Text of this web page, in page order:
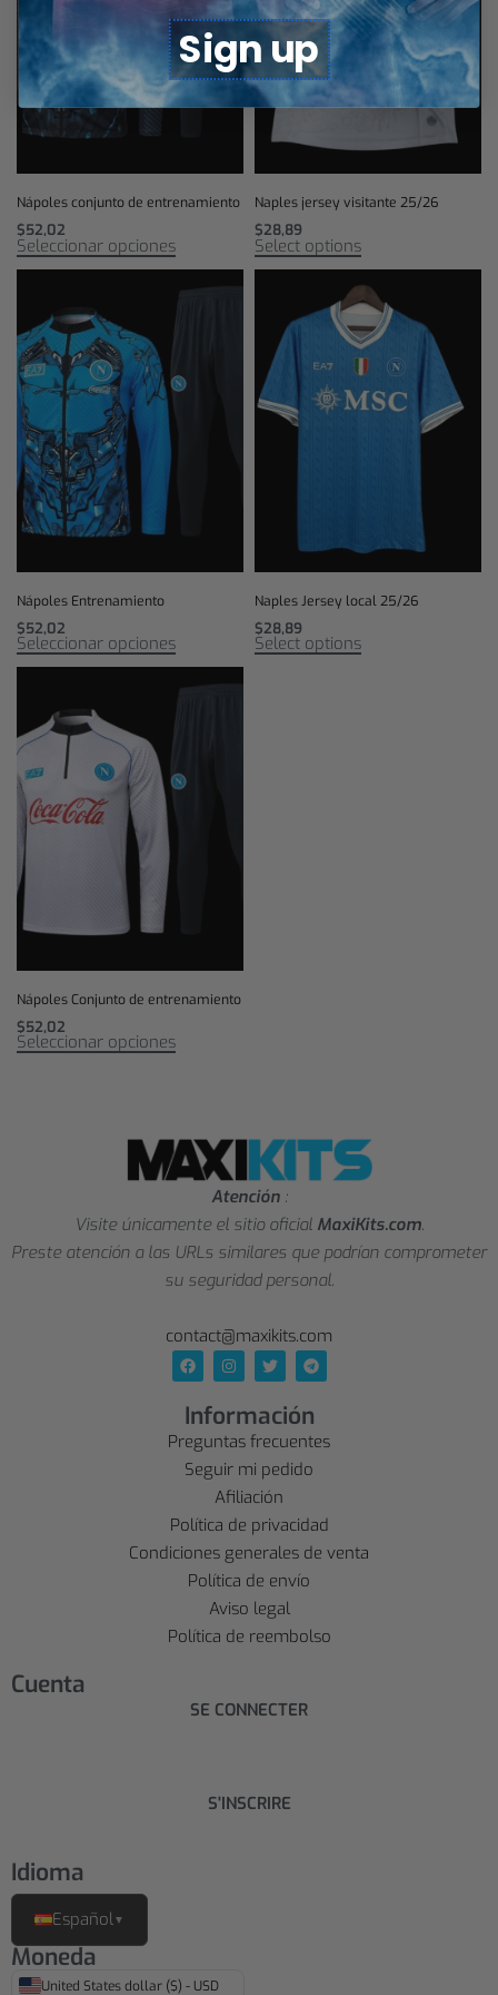
Nápoles conjunto de entrenamiento
$52,02
Seleccionar opciones
Naples jersey visitante 25/26
$28,89
Select options
Nápoles Entrenamiento
$52,02
Seleccionar opciones
Naples Jersey local 25/26
$28,89
Select options
Nápoles Conjunto de entrenamiento
$52,02
Seleccionar opciones
Atención :
Visite únicamente el sitio oficial MaxiKits.com.
Preste atención a las URLs similares que podrían comprometer
su seguridad personal.
contact@maxikits.com
Información
Preguntas frecuentes
Seguir mi pedido
Afiliación
Política de privacidad
Condiciones generales de venta
Política de envío
Aviso legal
Política de reembolso
Cuenta
SE CONNECTER
S'INSCRIRE
Idioma
Español▼
Moneda
United States dollar ($) - USD
Sign up